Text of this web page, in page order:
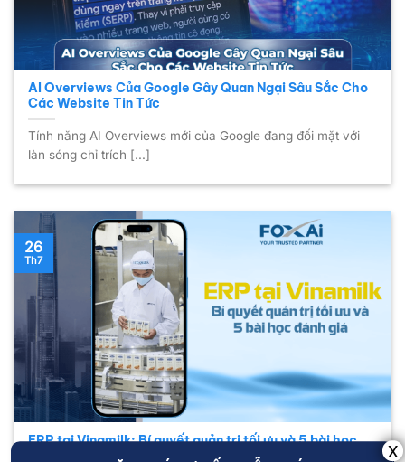
AI Overviews Của Google Gây Quan Ngại Sâu Sắc Cho
Các Website Tin Tức
Tính năng AI Overviews mới của Google đang đối mặt với
làn sóng chỉ trích [...]
ERP tại Vinamilk: Bí quyết quản trị tối ưu và 5 bài học
26
Th7